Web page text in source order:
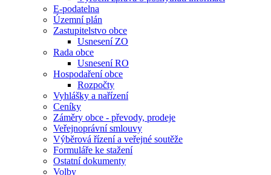
E-podatelna
Územní plán
Zastupitelstvo obce
Usnesení ZO
Rada obce
Usnesení RO
Hospodaření obce
Rozpočty
Vyhlášky a nařízení
Ceníky
Záměry obce - převody, prodeje
Veřejnoprávní smlouvy
Výběrová řízení a veřejné soutěže
Formuláře ke stažení
Ostatní dokumenty
Volby